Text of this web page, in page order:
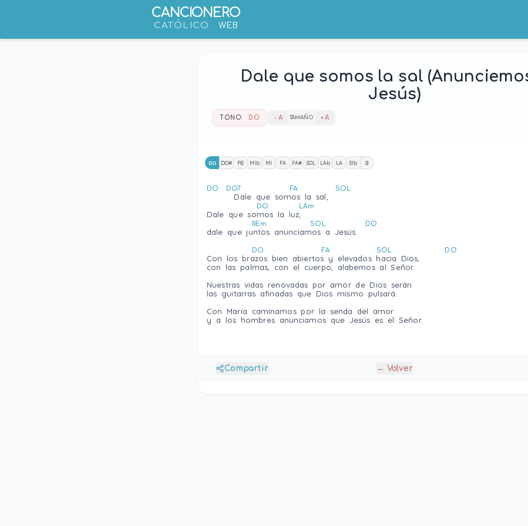
CANCIONERO
CATÓLICO WEB
Dale que somos la sal
Jesús)
TONO: DO - A TAMAÑO + A
DO DO# RE MIb MI FA FA# SOL LAb LA SIb SI
DO DO7 FA SOL
      Dale que somos la sal,
DO LAm
Dale que somos la luz,
REm SOL DO
dale que juntos anunciamos a Jesús.
DO FA SOL DO
Con los brazos bien abiertos y elevados hacia Dios,
con las palmas, con el cuerpo, alabemos al Señor.
Nuestras vidas renovadas por amor de Dios serán
las guitarras afinadas que Dios mismo pulsará.
Con Marí­a caminamos por la senda del amor
y a los hombres anunciamos que Jesús es el Señor.
Compartir ← Volver